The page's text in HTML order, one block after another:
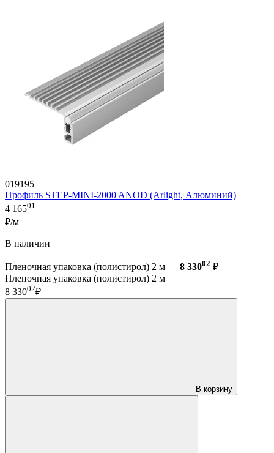
019195
Профиль STEP-MINI-2000 ANOD (Arlight, Алюминий)
4 16501
₽/м
В наличии
Пленочная упаковка (полистирол) 2 м — 8 33002 ₽
Пленочная упаковка (полистирол) 2 м
8 33002₽
В корзину